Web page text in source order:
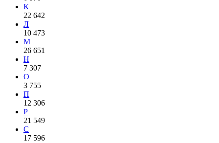
К
22 642
Л
10 473
М
26 651
Н
7 307
О
3 755
П
12 306
Р
21 549
С
17 596